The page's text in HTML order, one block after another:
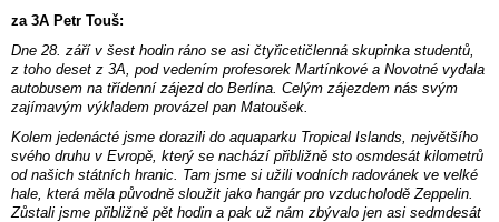
za 3A Petr Touš:
Dne 28. září v šest hodin ráno se asi čtyřicetičlenná skupinka studentů,
z toho deset z 3A, pod vedením profesorek Martínkové a Novotné vydala
autobusem na třídenní zájezd do Berlína. Celým zájezdem nás svým
zajímavým výkladem provázel pan Matoušek.
Kolem jedenácté jsme dorazili do aquaparku Tropical Islands, největšího
svého druhu v Evropě, který se nachází přibližně sto osmdesát kilometrů
od našich státních hranic. Tam jsme si užili vodních radovánek ve velké
hale, která měla původně sloužit jako hangár pro vzducholodě Zeppelin.
Zůstali jsme přibližně pět hodin a pak už nám zbývalo jen asi sedmdesát